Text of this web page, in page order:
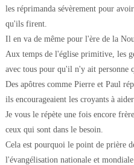
les réprimanda sévèrement pour
qu'ils firent.
Il en va de même pour l'ère de la
Aux temps de l'église primitive, les
avec tous pour qu'il n'y ait personne
Des apôtres comme Pierre et Paul
ils encourageaient les croyants à
Je vous le répète une fois encore
ceux qui sont dans le besoin.
Cela est pourquoi le point de prière
l'évangélisation nationale et